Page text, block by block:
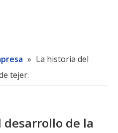
» La historia del
tejer.
de la